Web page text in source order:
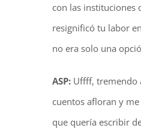
con las instituciones
resignificó tu labor
no era solo una
ASP: Uffff, tremendo
cuentos afloran y
que quería escribir